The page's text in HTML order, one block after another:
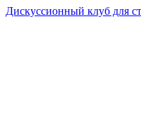
Дискуссионный клуб для